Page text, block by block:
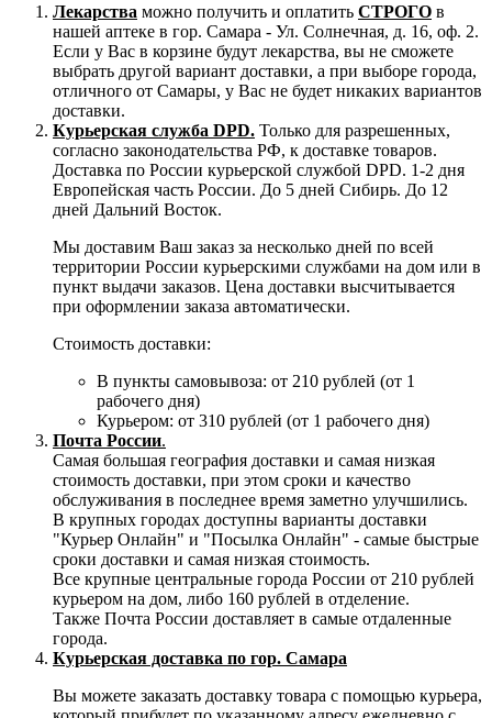
Лекарства можно получить и оплатить СТРОГО в
нашей аптеке в гор. Самара - Ул. Солнечная, д. 16, оф. 2.
Если у Вас в корзине будут лекарства, вы не сможете
выбрать другой вариант доставки, а при выборе города,
отличного от Самары, у Вас не будет никаких вариантов
доставки.
Курьерская служба DPD. Только для разрешенных,
согласно законодательства РФ, к доставке товаров.
Доставка по России курьерской службой DPD. 1-2 дня
Европейская часть России. До 5 дней Сибирь. До 12
дней Дальний Восток.
Мы доставим Ваш заказ за несколько дней по всей
территории России курьерскими службами на дом или в
пункт выдачи заказов. Цена доставки высчитывается
при оформлении заказа автоматически.
Стоимость доставки:
В пункты самовывоза: от 210 рублей (от 1
рабочего дня)
Курьером: от 310 рублей (от 1 рабочего дня)
Почта России.
Самая большая география доставки и самая низкая
стоимость доставки, при этом сроки и качество
обслуживания в последнее время заметно улучшились.
В крупных городах доступны варианты доставки
"Курьер Онлайн" и "Посылка Онлайн" - самые быстрые
сроки доставки и самая низкая стоимость.
Все крупные центральные города России от 210 рублей
курьером на дом, либо 160 рублей в отделение.
Также Почта России доставляет в самые отдаленные
города.
Курьерская доставка по гор. Самара
Вы можете заказать доставку товара с помощью курьера,